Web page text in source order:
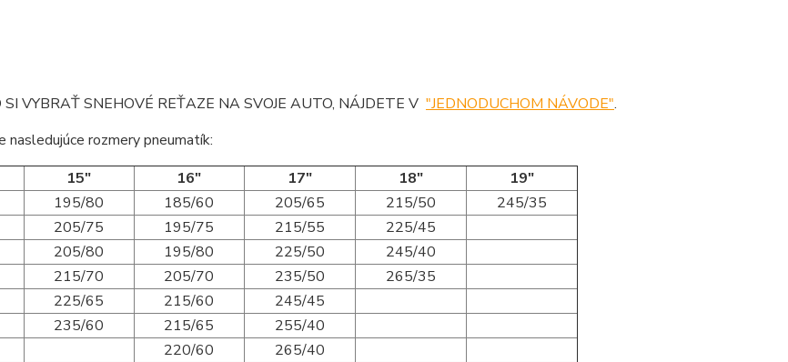
SI VYBRAŤ SNEHOVÉ REŤAZE NA SVOJE AUTO, NÁJDETE V "JEDNODUCHOM NÁVODE".
nasledujúce rozmery pneumatík:
15" 16" 17" 18"
19"
195/80 185/60 205/65 215/50
245/35
205/75 195/75 215/55
225/45
205/80 195/80 225/50
245/40
215/70 205/70 235/50
265/35
225/65 215/60
245/45
235/60
215/65
255/40
220/60
265/40